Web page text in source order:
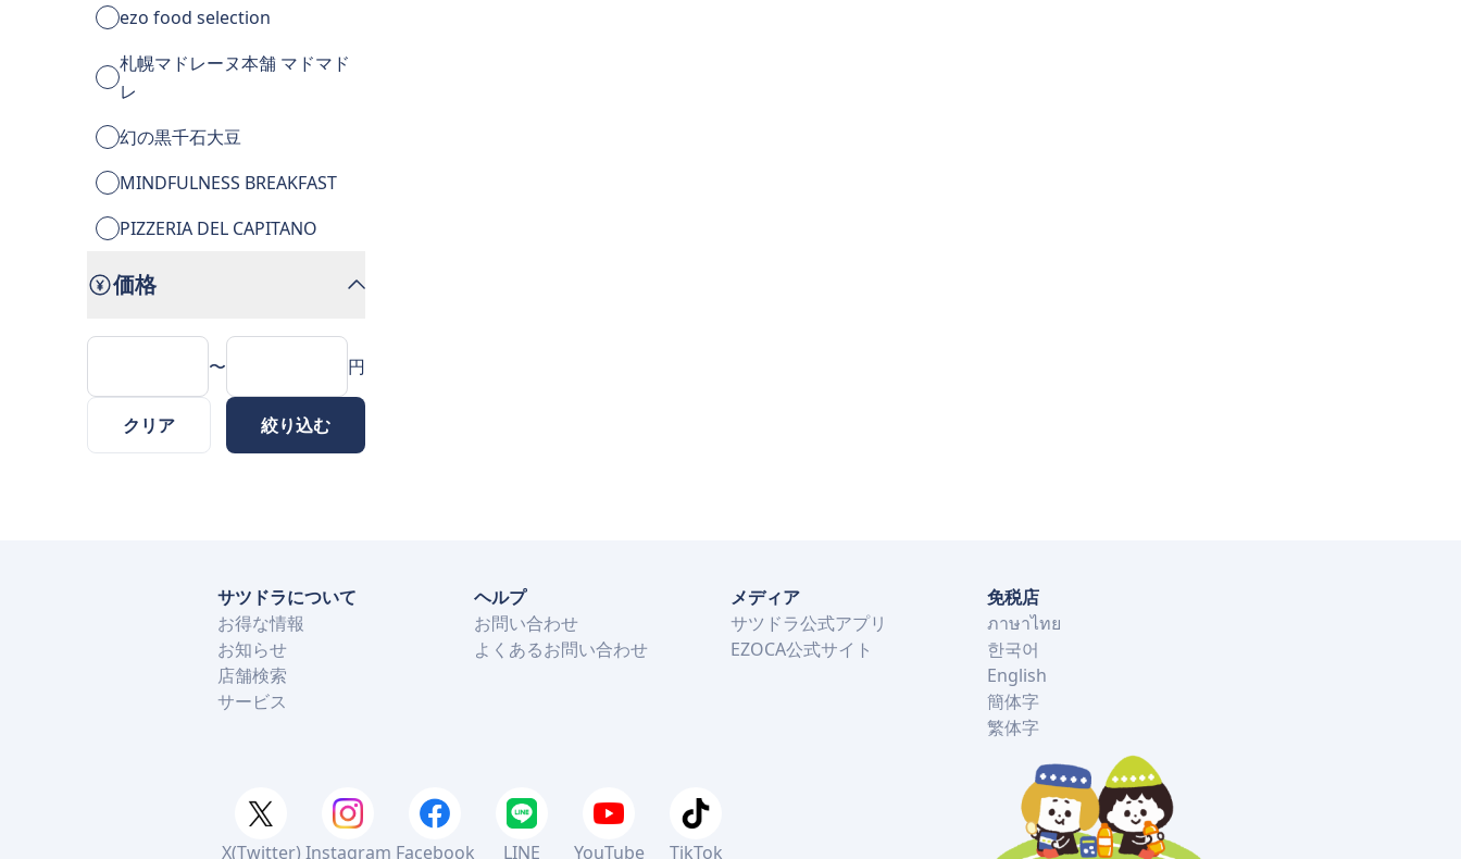
ezo food selection
札幌マドレーヌ本舗 マドマド
レ
幻の黒千石大豆
MINDFULNESS BREAKFAST
PIZZERIA DEL CAPITANO
価格
〜 円
クリア 絞り込む
サツドラについて
お得な情報
お知らせ
店舗検索
サービス
ヘルプ
お問い合わせ
よくあるお問い合わせ
メディア
サツドラ公式アプリ
EZOCA公式サイト
免税店
ภาษาไทย
한국어
English
簡体字
繁体字
X(Twitter) Instagram Facebook LINE YouTube TikTok